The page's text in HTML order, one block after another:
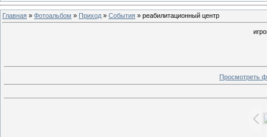
Главная » Фотоальбом » Приход » События » реабилитационный центр
Просмотреть